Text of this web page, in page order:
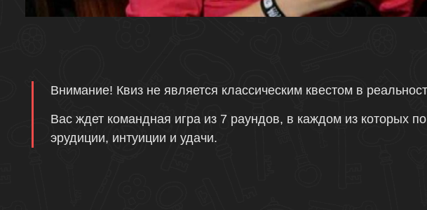
Описание
Внимание! Квиз не является классическим квестом в
Вас ждет командная игра из 7 раундов, в каждом из которых
эрудиции, интуиции и удачи.